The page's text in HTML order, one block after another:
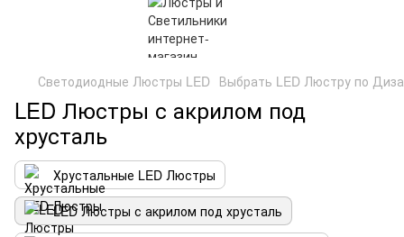
Светодиодные Люстры LED Выбрать LED Люстру по
LED Люстры с акрилом под
хрусталь
Хрустальные LED Люстры
LED Люстры с акрилом под хрусталь